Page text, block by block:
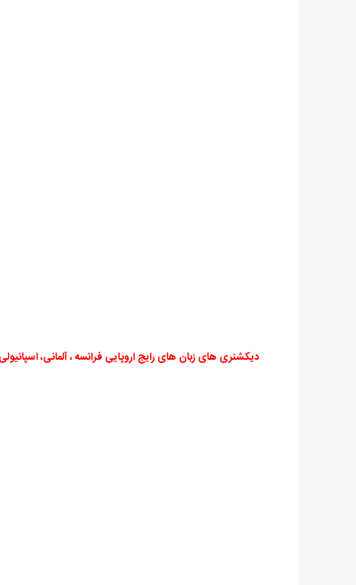
دیکشنری های زبان های رایج اروپایی فرانسه ، آلمانی،